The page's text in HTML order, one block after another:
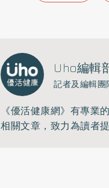
Uho編輯
記者及編輯團
《優活健康網》有專業
相關文章，致力為讀者